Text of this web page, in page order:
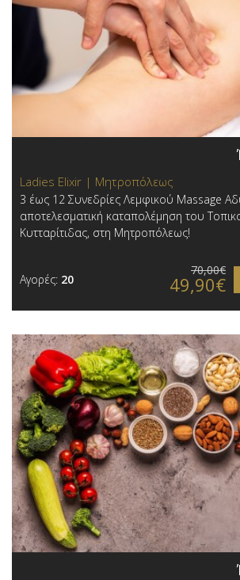
Ladies Elixir | Μητροπόλεως
3 έως 12 Συνεδρίες Λεμφικού Massage
αποτελεσματική καταπολέμηση του
Κυτταρίτιδας, στη Μητροπόλεως!
Αγορές: 20
70,00€
49,90€